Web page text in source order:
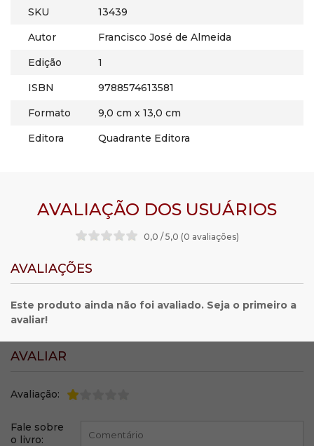
SKU
13439
Autor
Francisco José de Almeida
Edição
1
ISBN
9788574613581
Formato
9,0 cm x 13,0 cm
Editora
Quadrante Editora
AVALIAÇÃO DOS USUÁRIOS
0,0 / 5,0 (0 avaliações)
AVALIAÇÕES
Este produto ainda não foi avaliado. Seja o primeiro a
avaliar!
AVALIAR
Avaliação:
Fale sobre
o livro: